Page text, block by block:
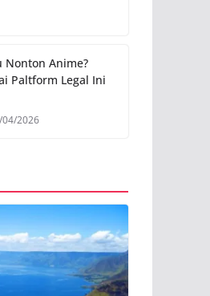
Nonton Anime?
Paltform Legal Ini
2026